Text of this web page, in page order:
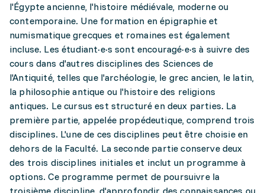
l'Égypte ancienne, l'histoire médiévale, moderne ou
contemporaine. Une formation en épigraphie et
numismatique grecques et romaines est également
incluse. Les étudiant·e·s sont encouragé·e·s à suivre des
cours dans d'autres disciplines des Sciences de
l'Antiquité, telles que l'archéologie, le grec ancien, le latin,
la philosophie antique ou l'histoire des religions
antiques. Le cursus est structuré en deux parties. La
première partie, appelée propédeutique, comprend trois
disciplines. L'une de ces disciplines peut être choisie en
dehors de la Faculté. La seconde partie conserve deux
des trois disciplines initiales et inclut un programme à
options. Ce programme permet de poursuivre la
troisième discipline, d'approfondir des connaissances ou